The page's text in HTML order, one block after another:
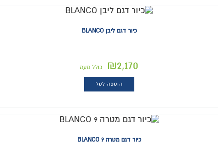
כיור דגם ליבן BLANCO
₪2,170 כולל מעמ
הוספה לסל
כיור דגם מטרה BLANCO 9